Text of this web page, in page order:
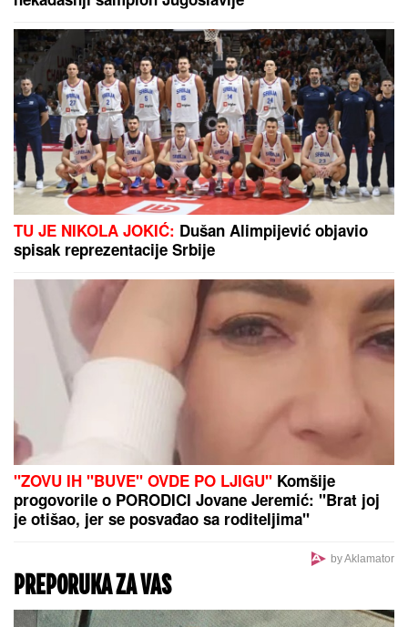
"UZNEMIREN SAM, BRAT MI JE OKRUŽEN
POŽARIMA"Darko Tanasijević očajan zbog loše
situacije u Deliblatskoj peščari: "SVI SU
EVAKUISANI", otkrio koje informacije ima
Novi preokret u slučaju Lunija
Vokera, gde je tu Partizan?
Tuga: Preminuo legendarni Marjan Kulundžić,
nekadašnji šampion Jugoslavije